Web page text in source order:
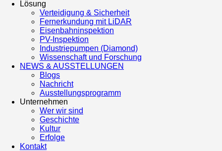
Lösung
Verteidigung & Sicherheit
Fernerkundung mit LiDAR
Eisenbahninspektion
PV-Inspektion
Industriepumpen (Diamond)
Wissenschaft und Forschung
NEWS & AUSSTELLUNGEN
Blogs
Nachricht
Ausstellungsprogramm
Unternehmen
Wer wir sind
Geschichte
Kultur
Erfolge
Kontakt